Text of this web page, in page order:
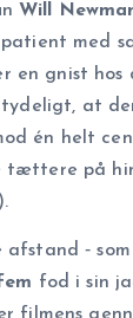
Will
med
en gnist hos
at
én helt
tættere på
afstand ‑
fod i sin